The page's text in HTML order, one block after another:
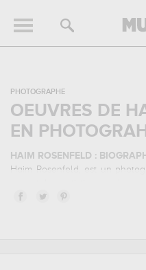
PHOTOGRAPHE
OEUVRES DE
EN
HAIM ROSENFELD :
Haim Rosenfeld, est un
principalement actif durant la
dawn, vikings homeland,